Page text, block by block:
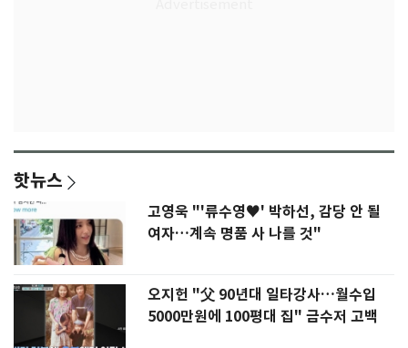
핫뉴스
고영욱 "'류수영♥' 박하선, 감당 안 될
여자…계속 명품 사 나를 것"
오지헌 "父 90년대 일타강사…월수입
5000만원에 100평대 집" 금수저 고백